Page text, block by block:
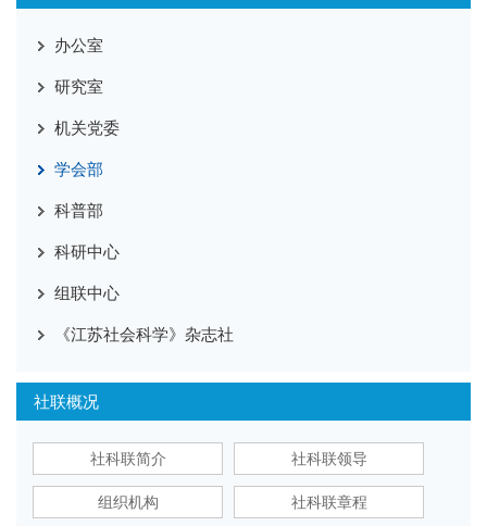
办公室
研究室
机关党委
学会部
科普部
科研中心
组联中心
《江苏社会科学》杂志社
社联概况
社科联简介 社科联领导
组织机构 社科联章程